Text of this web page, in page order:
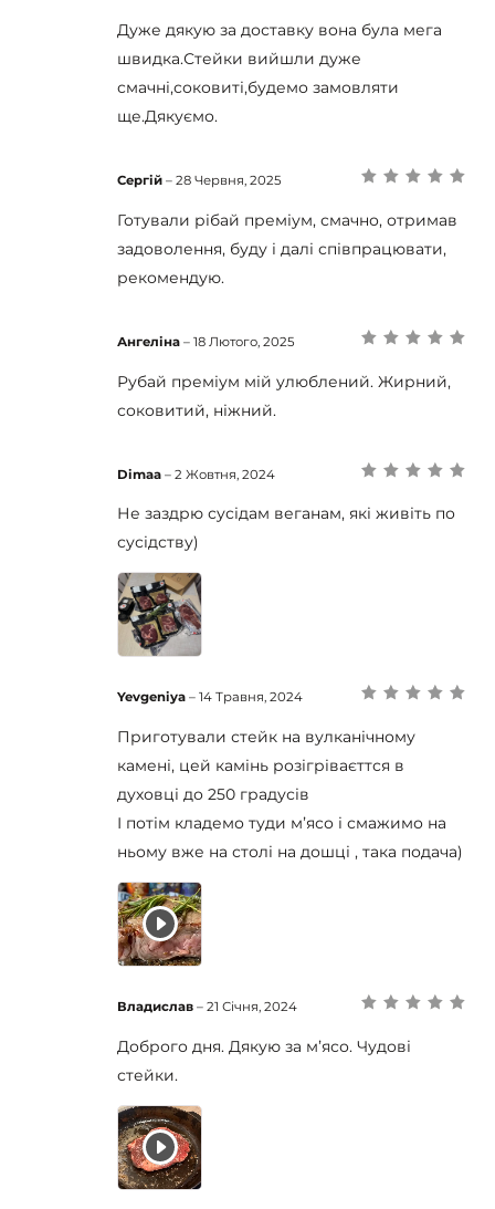
5
Дуже дякую за доставку вона була мега
швидка.Стейки вийшли дуже
смачні,соковиті,будемо замовляти
ще.Дякуємо.
5
Сергій – 28 Червня, 2025
Готували рібай преміум, смачно, отримав
задоволення, буду і далі співпрацювати,
рекомендую.
5
Ангеліна – 18 Лютого, 2025
Рубай преміум мій улюблений. Жирний,
соковитий, ніжний.
5
Dimaa – 2 Жовтня, 2024
Не заздрю сусідам веганам, які живіть по
сусідству)
5
Yevgeniya – 14 Травня, 2024
Приготували стейк на вулканічному
камені, цей камінь розігріваєттся в
духовці до 250 градусів
І потім кладемо туди мʼясо і смажимо на
ньому вже на столі на дошці , така подача)
5
Владислав – 21 Січня, 2024
Доброго дня. Дякую за мʼясо. Чудові
стейки.